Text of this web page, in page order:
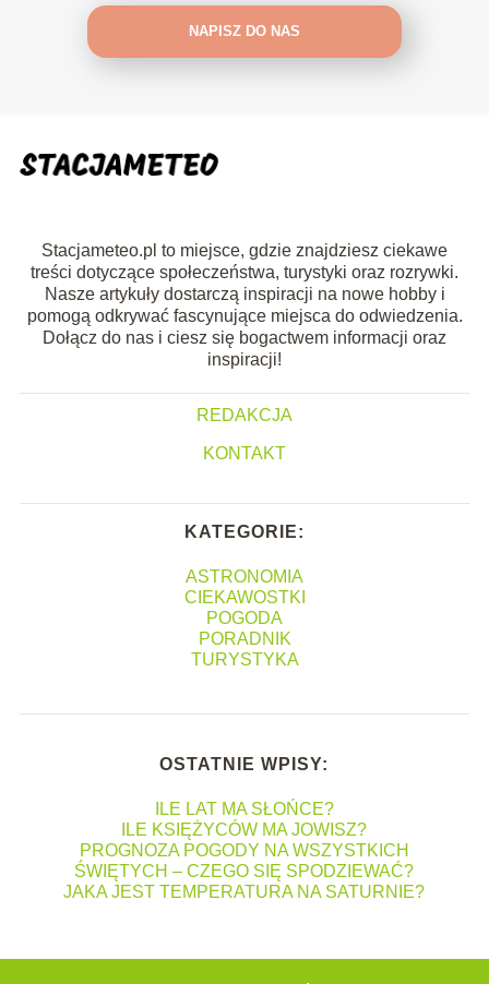
NAPISZ DO NAS
Stacjameteo.pl to miejsce, gdzie znajdziesz ciekawe
treści dotyczące społeczeństwa, turystyki oraz rozrywki.
Nasze artykuły dostarczą inspiracji na nowe hobby i
pomogą odkrywać fascynujące miejsca do odwiedzenia.
Dołącz do nas i ciesz się bogactwem informacji oraz
inspiracji!
REDAKCJA
KONTAKT
KATEGORIE:
ASTRONOMIA
CIEKAWOSTKI
POGODA
PORADNIK
TURYSTYKA
OSTATNIE WPISY:
ILE LAT MA SŁOŃCE?
ILE KSIĘŻYCÓW MA JOWISZ?
PROGNOZA POGODY NA WSZYSTKICH
ŚWIĘTYCH – CZEGO SIĘ SPODZIEWAĆ?
JAKA JEST TEMPERATURA NA SATURNIE?